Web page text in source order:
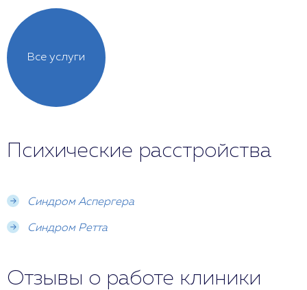
Все услуги
Психические расстройства
Синдром Аспергера
Синдром Ретта
Отзывы о работе клиники